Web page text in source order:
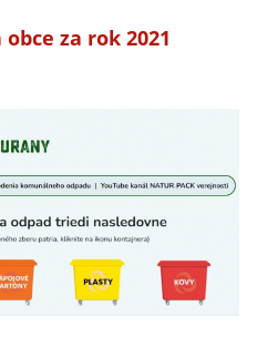
za rok 2021